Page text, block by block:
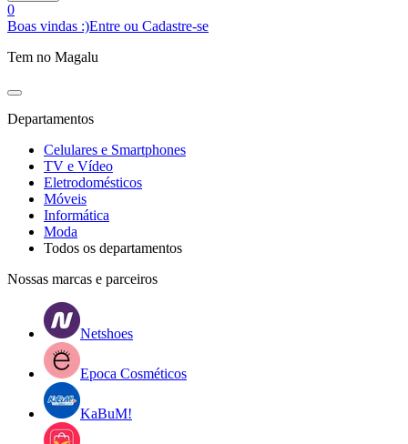
0
Boas vindas :)Entre ou Cadastre-se
Tem no Magalu
Departamentos
Celulares e Smartphones
TV e Vídeo
Eletrodomésticos
Móveis
Informática
Moda
Todos os departamentos
Nossas marcas e parceiros
Netshoes
Epoca Cosméticos
KaBuM!